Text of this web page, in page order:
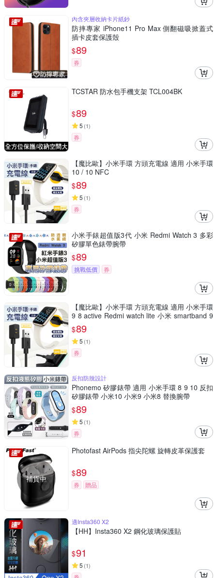
內含夾層收納卡片紙鈔
防摔專家 iPhone11 Pro Max 側翻磁吸掀蓋式
插卡皮套保護殼
$89
券
TCSTAR 防水包手機支架 TCL004BK
$89
5 (1)
券
【魔比歐】小米手環 方頭充電線 適用 小米手環
10 / 10 NFC
$89
5 (1)
券
小米手錶超值版3代 小米 Redmi Watch 3 多彩
矽膠單色錶帶腕帶
$89
挑戰低價 券
【魔比歐】小米手環 方頭充電線 適用 小米手環
9 8 active Redmi watch lite 小米 smartband 9
pro
$89
5 (1)
券
反扣防脫設計
Phonemo 矽膠錶帶 適用 小米手環 8 9 10 反扣
矽膠錶帶 小米10 小米9 小米8 替換腕帶
$89
5 (1)
券
補貨中
Photofast AirPods 指尖陀螺 旋轉皮革保護套
$89
券 贈品
適Insta360 X2
【HH】Insta360 X2 鋼化玻璃保護貼
$91
5 (1)